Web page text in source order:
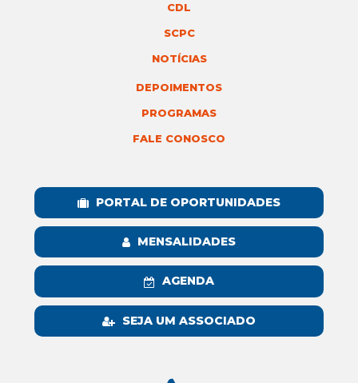
CDL
SCPC
NOTÍCIAS
DEPOIMENTOS
PROGRAMAS
FALE CONOSCO
PORTAL DE OPORTUNIDADES
MENSALIDADES
AGENDA
SEJA UM ASSOCIADO